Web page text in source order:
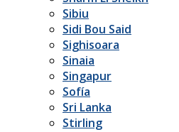
Sibiu
Sidi Bou Said
Sighisoara
Sinaia
Singapur
Sofía
Sri Lanka
Stirling